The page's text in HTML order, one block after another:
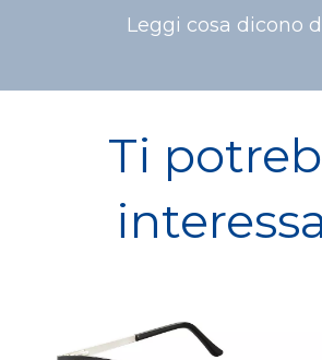
Leggi cosa dicono
Ti